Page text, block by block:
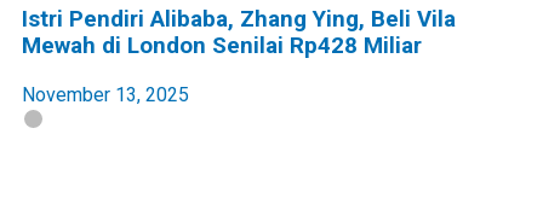
Istri Pendiri Alibaba, Zhang Ying, Beli Vila
Mewah di London Senilai Rp428 Miliar
November 13, 2025